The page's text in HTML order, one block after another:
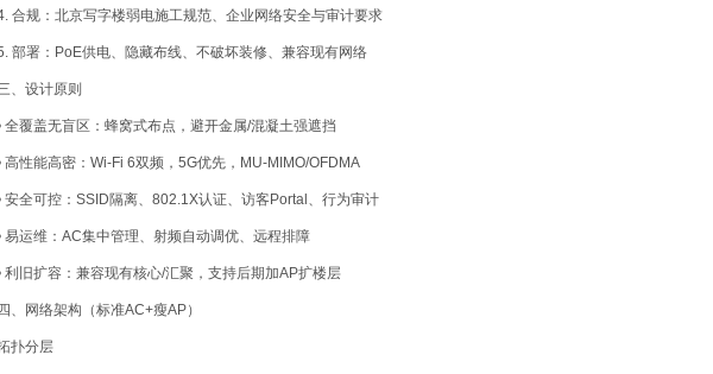
合规：北京写字楼弱电施工规范、企业网络安全与审计要求
部署：PoE供电、隐藏布线、不破坏装修、兼容现有网络
、设计原则
全覆盖无盲区：蜂窝式布点，避开金属/混凝土强遮挡
高性能高密：Wi‑Fi 6双频，5G优先，MU‑MIMO/OFDMA
安全可控：SSID隔离、802.1X认证、访客Portal、行为审计
易运维：AC集中管理、射频自动调优、远程排障
利旧扩容：兼容现有核心/汇聚，支持后期加AP扩楼层
四、网络架构（标准AC+瘦AP）
扑分层